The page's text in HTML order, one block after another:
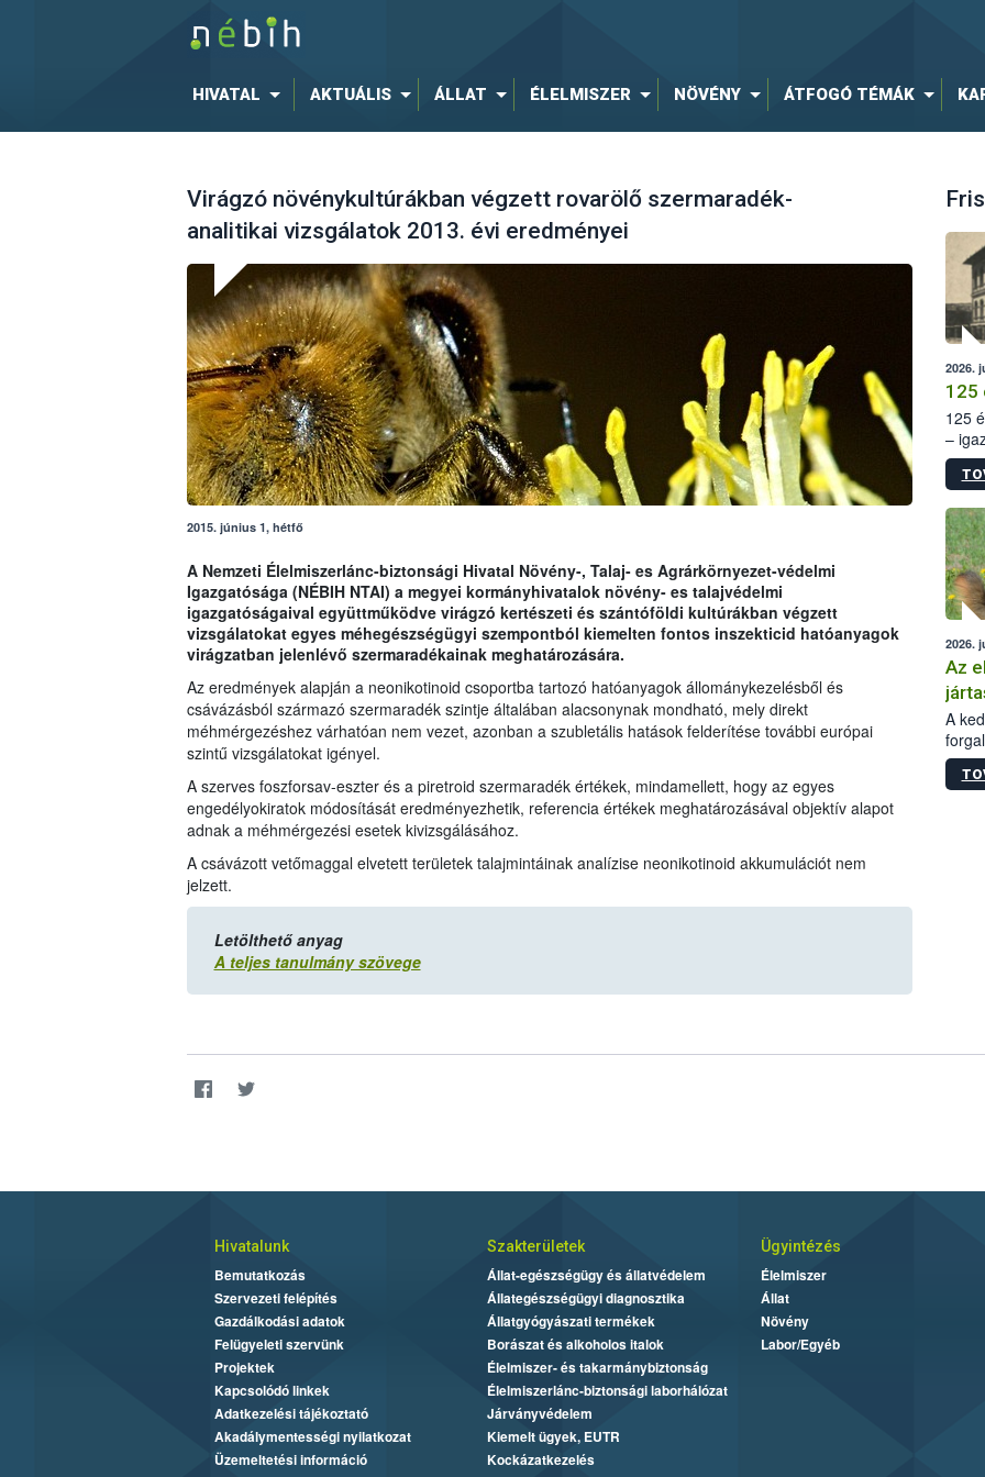
HIVATAL AKTUÁLIS ÁLLAT ÉLELMISZER NÖVÉNY ÁTFOGÓ TÉMÁK
Virágzó növénykultúrákban végzett rovarölő szermaradék-
analitikai vizsgálatok 2013. évi eredményei
2015. június 1, hétfő
A Nemzeti Élelmiszerlánc-biztonsági Hivatal Növény-, Talaj- es Agrárkörnyezet-védelmi
Igazgatósága (NÉBIH NTAI) a megyei kormányhivatalok növény- es talajvédelmi
igazgatóságaival együttműködve virágzó kertészeti és szántóföldi kultúrákban végzett
vizsgálatokat egyes méhegészségügyi szempontból kiemelten fontos inszekticid hatóanyagok
virágzatban jelenlévő szermaradékainak meghatározására.
Az eredmények alapján a neonikotinoid csoportba tartozó hatóanyagok állománykezelésből és
csávázásból származó szermaradék szintje általában alacsonynak mondható, mely direkt
méhmérgezéshez várhatóan nem vezet, azonban a szubletális hatások felderítése további európai
szintű vizsgálatokat igényel.
A szerves foszforsav-eszter és a piretroid szermaradék értékek, mindamellett, hogy az egyes
engedélyokiratok módosítását eredményezhetik, referencia értékek meghatározásával objektív alapot
adnak a méhmérgezési esetek kivizsgálásához.
A csávázott vetőmaggal elvetett területek talajmintáinak analízise neonikotinoid akkumulációt nem
jelzett.
Letölthető anyag
A teljes tanulmány szövege
2026.
125
125
–
15.
2026.
Az
A
Hivatalunk
Bemutatkozás
Szervezeti felépítés
Gazdálkodási adatok
Felügyeleti szervünk
Projektek
Kapcsolódó linkek
Adatkezelési tájékoztató
Akadálymentességi nyilatkozat
Üzemeltetési információ
Szakterületek
Állat-egészségügy és állatvédelem
Állategészségügyi diagnosztika
Állatgyógyászati termékek
Borászat és alkoholos italok
Élelmiszer- és takarmánybiztonság
Élelmiszerlánc-biztonsági laborhálózat
Járványvédelem
Kiemelt ügyek, EUTR
Kockázatkezelés
Ügyintézés
Élelmiszer
Állat
Növény
Labor/Egyéb